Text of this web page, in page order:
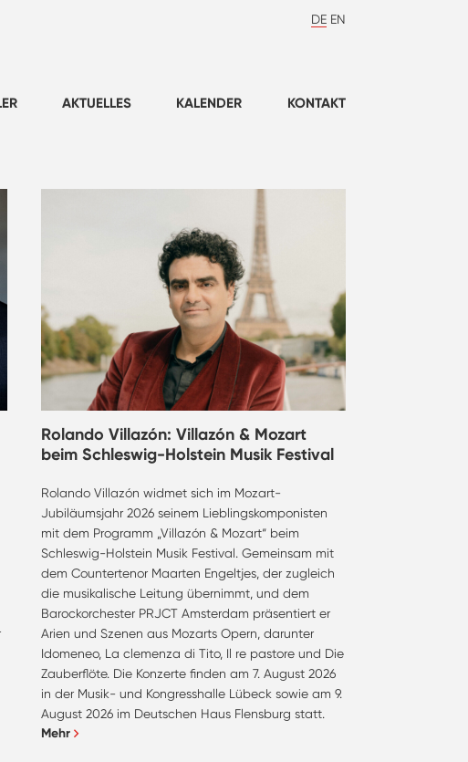
DE EN
AKTUELLES KALENDER KONTAKT
Rolando Villazón: Villazón & Mozart
beim Schleswig-Holstein Musik Festival
Rolando Villazón widmet sich im Mozart-
Jubiläumsjahr 2026 seinem Lieblingskomponisten
mit dem Programm „Villazón & Mozart“ beim
Schleswig-Holstein Musik Festival. Gemeinsam mit
dem Countertenor Maarten Engeltjes, der zugleich
die musikalische Leitung übernimmt, und dem
Barockorchester PRJCT Amsterdam präsentiert er
Arien und Szenen aus Mozarts Opern, darunter
Idomeneo, La clemenza di Tito, Il re pastore und Die
Zauberflöte. Die Konzerte finden am 7. August 2026
in der Musik- und Kongresshalle Lübeck sowie am 9.
August 2026 im Deutschen Haus Flensburg statt.
Mehr